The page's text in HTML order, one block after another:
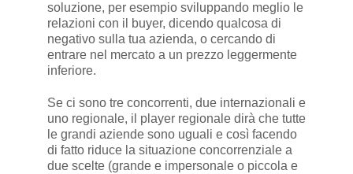
soluzione, per esempio sviluppando meglio le
relazioni con il buyer, dicendo qualcosa di
negativo sulla tua azienda, o cercando di
entrare nel mercato a un prezzo leggermente
inferiore.
Se ci sono tre concorrenti, due internazionali e
uno regionale, il player regionale dirà che tutte
le grandi aziende sono uguali e così facendo
di fatto riduce la situazione concorrenziale a
due scelte (grande e impersonale o piccola e